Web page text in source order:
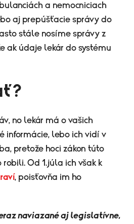
a nemocniciach
aj prepúšťacie správy do
stále nosíme správy z
ak údaje lekár do systému
no lekár má o vašich
informácie, lebo ich vidí v
pretože hoci zákon túto
Od 1.júla ich však k
, poisťovňa im ho
naviazané aj legislatívne,